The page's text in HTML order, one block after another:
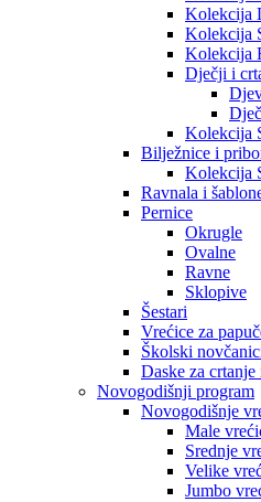
Kolekcija
Kolekcija
Kolekcija
Dječji i
Kolekcija
Bilježnice i
Kolekcija
Ravnala i
Pernice
Okrugle
Ovalne
Ravne
Sklopive
Šestari
Vrećice za
Školski
Daske za crtanje
Novogodišnji program
Novogodišnje
Male
Srednje
Velike
Jumbo